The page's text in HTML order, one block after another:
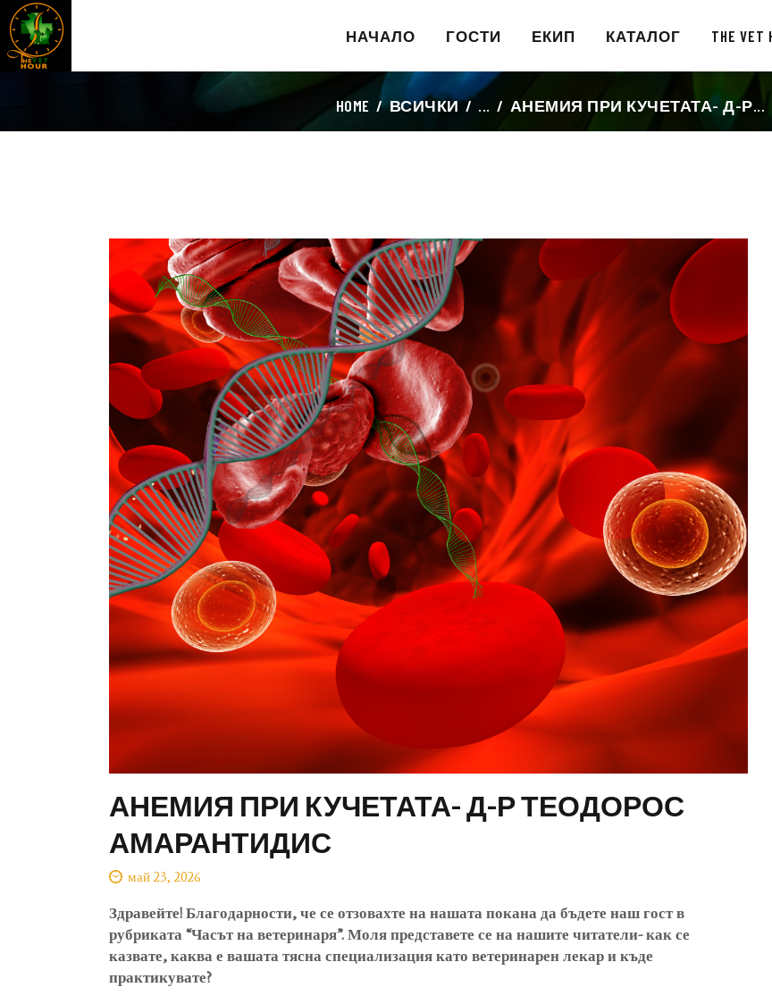
НАЧАЛО ГОСТИ ЕКИП КАТАЛОГ THE VET
HOME ВСИЧКИ ... АНЕМИЯ ПРИ КУЧЕТАТА- Д-Р...
НАЧАЛО
ЕКИП
КАТАЛОГ
THE VET HOUR
БЛОГ
КОНТАКТ
АНЕМИЯ ПРИ КУЧЕТАТА- Д-Р ТЕОДОРОС
АМАРАНТИДИС
май 23, 2026
Здравейте! Благодарности, че се отзовахте на нашата покана да бъдете наш гост в
рубриката “Часът на ветеринаря”. Моля представете се на нашите читатели- как се
казвате, каква е вашата тясна специализация като ветеринарен лекар и къде
практикувате?